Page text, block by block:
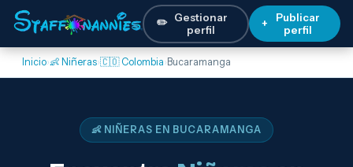
✏️ Gestionar
perfil
+
Publicar
perfil
Inicio›👶 Niñeras›🇨🇴 Colombia› Bucaramanga
👶 NIÑERAS EN BUCARAMANGA